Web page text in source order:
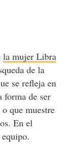
la mujer Libra
de la
se refleja en
forma de ser
que muestre
En el